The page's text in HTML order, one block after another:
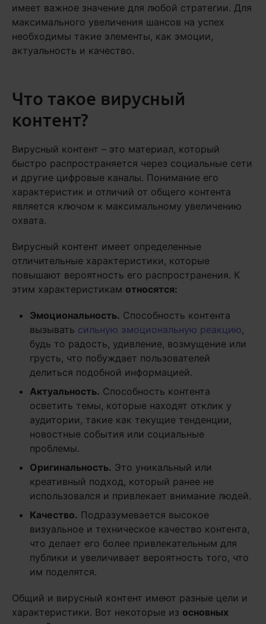
имеет важное значение для любой стратегии. Для
максимального увеличения шансов на успех
необходимы такие элементы, как эмоции,
актуальность и качество.
Что такое вирусный
контент?
Вирусный контент – это материал, который
быстро распространяется через социальные сети
и другие цифровые каналы. Понимание его
характеристик и отличий от общего контента
является ключом к максимальному увеличению
охвата.
Вирусный контент имеет определенные
отличительные характеристики, которые
повышают вероятность его распространения. К
этим характеристикам относятся:
Эмоциональность. Способность контента
вызывать сильную эмоциональную реакцию,
будь то радость, удивление, возмущение или
грусть, что побуждает пользователей
делиться подобной информацией.
Актуальность. Способность контента
осветить темы, которые находят отклик у
аудитории, такие как текущие тенденции,
новостные события или социальные
проблемы.
Оригинальность. Это уникальный или
креативный подход, который ранее не
использовался и привлекает внимание людей.
Качество. Подразумевается высокое
визуальное и техническое качество контента,
что делает его более привлекательным для
публики и увеличивает вероятность того, что
им поделятся.
Общий и вирусный контент имеют разные цели и
характеристики. Вот некоторые из основных